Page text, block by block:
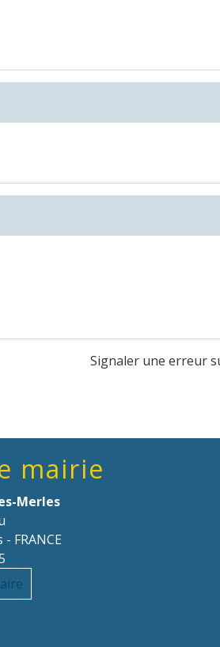
Signaler une erreur
mairie
Merles
FRANCE